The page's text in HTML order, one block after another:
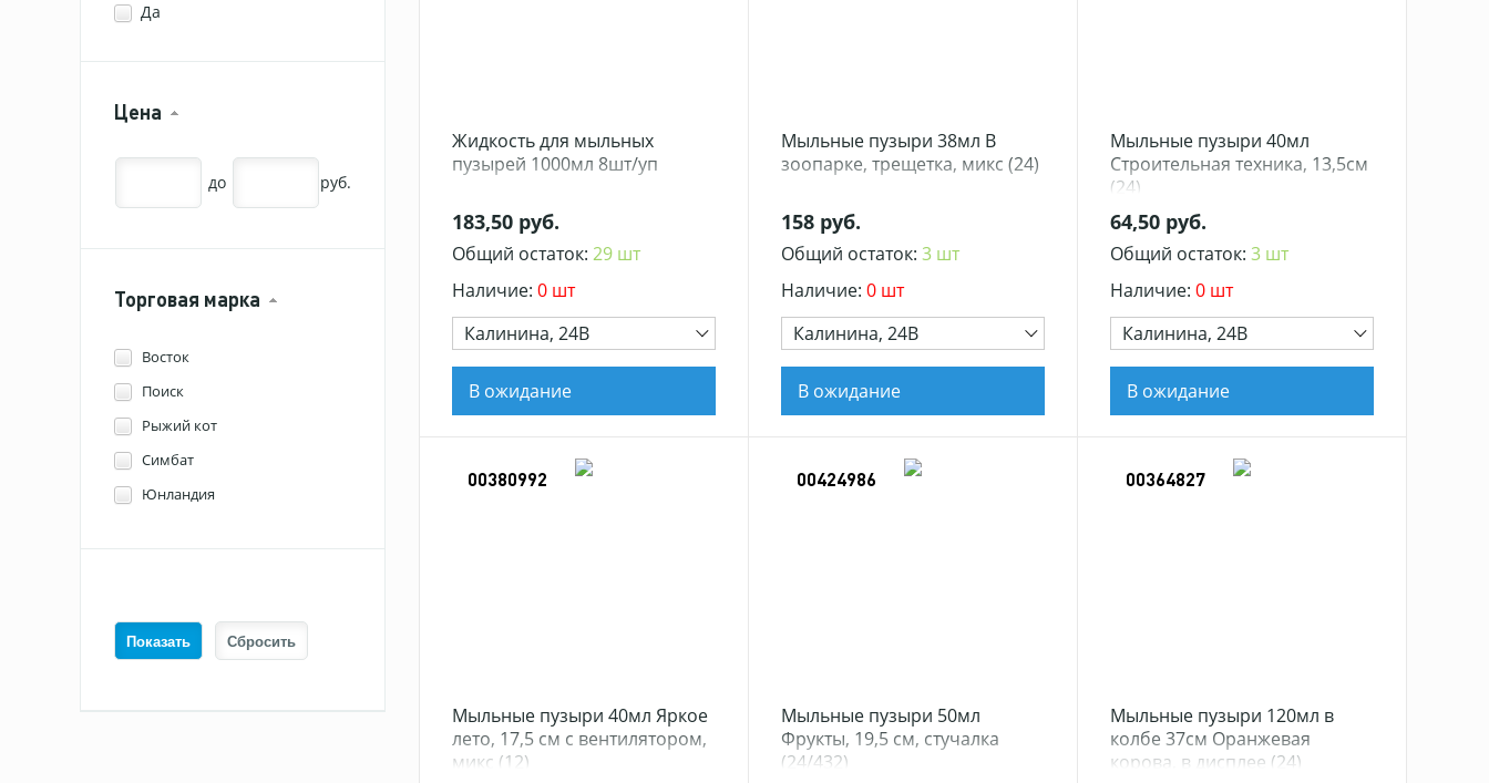
Да
Цена
до руб.
Торговая марка
Восток
Поиск
Рыжий кот
Симбат
Юнландия
Жидкость для мыльных
пузырей 1000мл 8шт/уп
183,50 руб.
Общий остаток: 29 шт
Наличие: 0 шт
Калинина, 24В
В ожидание
Мыльные пузыри 38мл В
зоопарке, трещетка, микс (24)
158 руб.
Общий остаток: 3 шт
Наличие: 0 шт
Калинина, 24В
В ожидание
Мыльные пузыри 40мл
Строительная техника, 13,5см
(24)
64,50 руб.
Общий остаток: 3 шт
Наличие: 0 шт
Калинина, 24В
В ожидание
00380992
Мыльные пузыри 40мл Яркое
лето, 17,5 см с вентилятором,
микс (12)
00424986
Мыльные пузыри 50мл
Фрукты, 19,5 см, стучалка
(24/432)
00364827
Мыльные пузыри 120мл в
колбе 37см Оранжевая
корова, в дисплее (24)